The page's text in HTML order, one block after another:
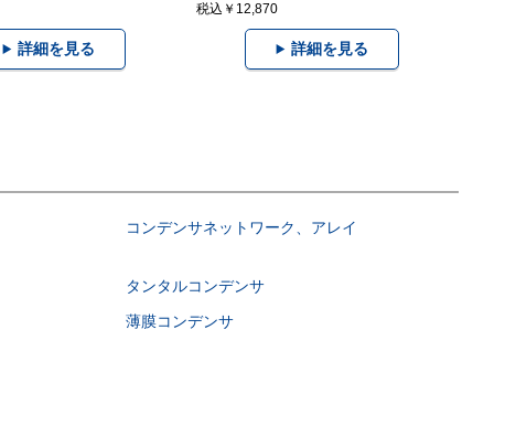
詳細を見る
税込￥12,870
詳細を見る
コンデンサネットワーク、アレイ
タンタルコンデンサ
薄膜コンデンサ